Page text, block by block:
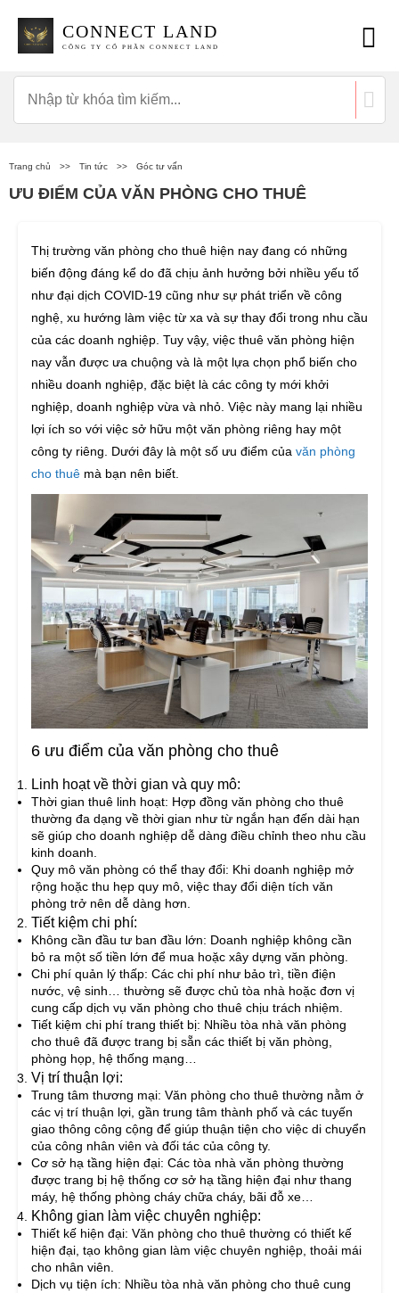
CONNECT LAND
CÔNG TY CỔ PHẦN CONNECT LAND
Trang chủ >> Tin tức >> Góc tư vấn
ƯU ĐIỂM CỦA VĂN PHÒNG CHO THUÊ
Thị trường văn phòng cho thuê hiện nay đang có những
biến động đáng kể do đã chịu ảnh hưởng bởi nhiều yếu tố
như đại dịch COVID-19 cũng như sự phát triển về công
nghệ, xu hướng làm việc từ xa và sự thay đổi trong nhu cầu
của các doanh nghiệp. Tuy vậy, việc thuê văn phòng hiện
nay vẫn được ưa chuộng và là một lựa chọn phổ biến cho
nhiều doanh nghiệp, đặc biệt là các công ty mới khởi
nghiệp, doanh nghiệp vừa và nhỏ. Việc này mang lại nhiều
lợi ích so với việc sở hữu một văn phòng riêng hay một
công ty riêng. Dưới đây là một số ưu điểm của văn phòng
cho thuê mà bạn nên biết.
6 ưu điểm của văn phòng cho thuê
Linh hoạt về thời gian và quy mô:
Thời gian thuê linh hoạt: Hợp đồng văn phòng cho thuê
thường đa dạng về thời gian như từ ngắn hạn đến dài hạn
sẽ giúp cho doanh nghiệp dễ dàng điều chỉnh theo nhu cầu
kinh doanh.
Quy mô văn phòng có thể thay đổi: Khi doanh nghiệp mở
rộng hoặc thu hẹp quy mô, việc thay đổi diện tích văn
phòng trở nên dễ dàng hơn.
Tiết kiệm chi phí:
Không cần đầu tư ban đầu lớn: Doanh nghiệp không cần
bỏ ra một số tiền lớn để mua hoặc xây dựng văn phòng.
Chi phí quản lý thấp: Các chi phí như bảo trì, tiền điện
nước, vệ sinh… thường sẽ được chủ tòa nhà hoặc đơn vị
cung cấp dịch vụ văn phòng cho thuê chịu trách nhiệm.
Tiết kiệm chi phí trang thiết bị: Nhiều tòa nhà văn phòng
cho thuê đã được trang bị sẵn các thiết bị văn phòng,
phòng họp, hệ thống mạng…
Vị trí thuận lợi:
Trung tâm thương mại: Văn phòng cho thuê thường nằm ở
các vị trí thuận lợi, gần trung tâm thành phố và các tuyến
giao thông công cộng để giúp thuận tiện cho việc di chuyển
của công nhân viên và đối tác của công ty.
Cơ sở hạ tầng hiện đại: Các tòa nhà văn phòng thường
được trang bị hệ thống cơ sở hạ tầng hiện đại như thang
máy, hệ thống phòng cháy chữa cháy, bãi đỗ xe…
Không gian làm việc chuyên nghiệp:
Thiết kế hiện đại: Văn phòng cho thuê thường có thiết kế
hiện đại, tạo không gian làm việc chuyên nghiệp, thoải mái
cho nhân viên.
Dịch vụ tiện ích: Nhiều tòa nhà văn phòng cho thuê cung